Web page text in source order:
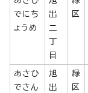
でにち
ょうめ
出
二
丁
目
区
あさひ
でさん
旭
出
緑
区